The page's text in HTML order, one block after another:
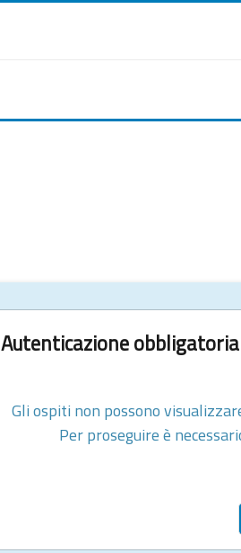
Autenticazione obbligatoria
Gli ospiti non possono
Per proseguire è